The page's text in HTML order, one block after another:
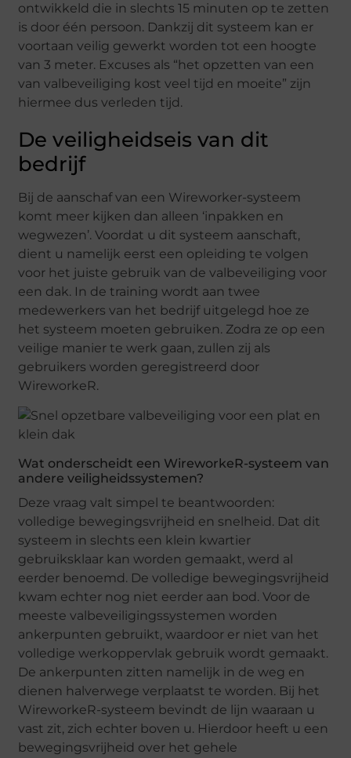
ontwikkeld die in slechts 15 minuten op te zetten
is door één persoon. Dankzij dit systeem kan er
voortaan veilig gewerkt worden tot een hoogte
van 3 meter. Excuses als “het opzetten van een
van valbeveiliging kost veel tijd en moeite” zijn
hiermee dus verleden tijd.
De veiligheidseis van dit
bedrijf
Bij de aanschaf van een Wireworker-systeem
komt meer kijken dan alleen ‘inpakken en
wegwezen’. Voordat u dit systeem aanschaft,
dient u namelijk eerst een opleiding te volgen
voor het juiste gebruik van de valbeveiliging voor
een dak. In de training wordt aan twee
medewerkers van het bedrijf uitgelegd hoe ze
het systeem moeten gebruiken. Zodra ze op een
veilige manier te werk gaan, zullen zij als
gebruikers worden geregistreerd door
WireworkeR.
Wat onderscheidt een WireworkeR-systeem van
andere veiligheidssystemen?
Deze vraag valt simpel te beantwoorden:
volledige bewegingsvrijheid en snelheid. Dat dit
systeem in slechts een klein kwartier
gebruiksklaar kan worden gemaakt, werd al
eerder benoemd. De volledige bewegingsvrijheid
kwam echter nog niet eerder aan bod. Voor de
meeste valbeveiligingssystemen worden
ankerpunten gebruikt, waardoor er niet van het
volledige werkoppervlak gebruik wordt gemaakt.
De ankerpunten zitten namelijk in de weg en
dienen halverwege verplaatst te worden. Bij het
WireworkeR-systeem bevindt de lijn waaraan u
vast zit, zich echter boven u. Hierdoor heeft u een
bewegingsvrijheid over het gehele